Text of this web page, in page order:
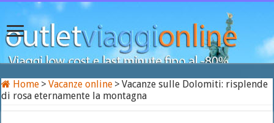
Home > Vacanze online > Vacanze sulle Dolomiti: risplende
di rosa eternamente la montagna